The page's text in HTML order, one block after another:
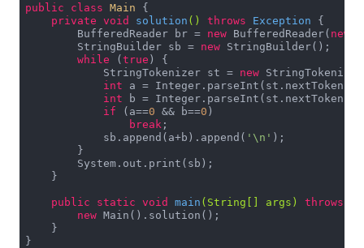
public class Main
{
private void solution () throws Exception {
        BufferedReader br =
new BufferedReader( new
        StringBuilder sb =
new StringBuilder();
while (true ) {
            StringTokenizer st =
new
int a =
int b =
if (a==0 && b==0 )
break ;
            sb.append(a+b).append(
'\n' );
        }
        System.out.print(sb);
    }
public static void main (String[] args) throws
new Main().solution();
    }
}